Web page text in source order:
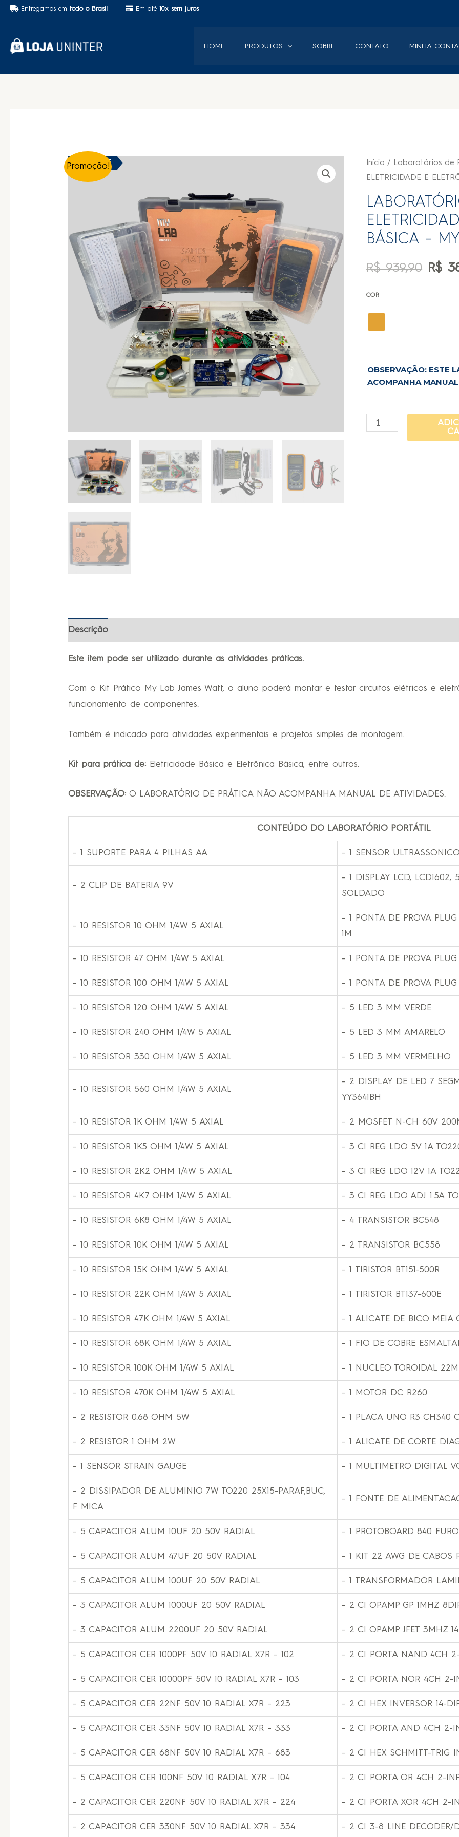
Entregamos em todo o Brasil Em até 10x sem juros
HOME PRODUTOS SOBRE CONTATO MINHA CONTA
Promoção!
59% OFF Início / Laboratórios de
ELETRICIDADE E
BÁSICA –
R$939,90 R$
COR
OBSERVAÇÃO: ESTE
ACOMPANHA
Descrição
Este item pode ser utilizado durante as atividades práticas.
Com o Kit Prático My Lab James Watt, o aluno poderá montar e testar circuitos elétricos e
funcionamento de componentes.
Também é indicado para atividades experimentais e projetos simples de montagem.
Kit para prática de: Eletricidade Básica e Eletrônica Básica, entre outros.
OBSERVAÇÃO: O LABORATÓRIO DE PRÁTICA NÃO ACOMPANHA MANUAL DE ATIVIDADES.
CONTEÚDO DO LABORATÓRIO PORTÁTIL
– 1 SUPORTE PARA 4 PILHAS AA – 1 SENSOR
– 2 CLIP DE BATERIA 9V
– 1 DISPLAY LCD, LCD1602,
SOLDADO
– 10 RESISTOR 10 OHM 1/4W 5 AXIAL
– 1 PONTA DE PROVA
1M
– 10 RESISTOR 47 OHM 1/4W 5 AXIAL – 1 PONTA DE PROVA
– 10 RESISTOR 100 OHM 1/4W 5 AXIAL – 1 PONTA DE PROVA
– 10 RESISTOR 120 OHM 1/4W 5 AXIAL – 5 LED 3 MM VERDE
– 10 RESISTOR 240 OHM 1/4W 5 AXIAL – 5 LED 3 MM AMARELO
– 10 RESISTOR 330 OHM 1/4W 5 AXIAL – 5 LED 3 MM VERMELHO
– 10 RESISTOR 560 OHM 1/4W 5 AXIAL
– 2 DISPLAY DE LED 7
YY3641BH
– 10 RESISTOR 1K OHM 1/4W 5 AXIAL – 2 MOSFET N-CH 60V
– 10 RESISTOR 1K5 OHM 1/4W 5 AXIAL – 3 CI REG LDO 5V 1A
– 10 RESISTOR 2K2 OHM 1/4W 5 AXIAL – 3 CI REG LDO 12V 1A
– 10 RESISTOR 4K7 OHM 1/4W 5 AXIAL – 3 CI REG LDO ADJ 1.5A
– 10 RESISTOR 6K8 OHM 1/4W 5 AXIAL – 4 TRANSISTOR BC548
– 10 RESISTOR 10K OHM 1/4W 5 AXIAL – 2 TRANSISTOR BC558
– 10 RESISTOR 15K OHM 1/4W 5 AXIAL – 1 TIRISTOR BT151-500R
– 10 RESISTOR 22K OHM 1/4W 5 AXIAL – 1 TIRISTOR BT137-600E
– 10 RESISTOR 47K OHM 1/4W 5 AXIAL – 1 ALICATE DE BICO MEIA
– 10 RESISTOR 68K OHM 1/4W 5 AXIAL – 1 FIO DE COBRE
– 10 RESISTOR 100K OHM 1/4W 5 AXIAL – 1 NUCLEO TOROIDAL
– 10 RESISTOR 470K OHM 1/4W 5 AXIAL – 1 MOTOR DC R260
– 2 RESISTOR 0.68 OHM 5W – 1 PLACA UNO R3 CH340
– 2 RESISTOR 1 OHM 2W – 1 ALICATE DE CORTE
– 1 SENSOR STRAIN GAUGE – 1 MULTIMETRO DIGITAL
– 2 DISSIPADOR DE ALUMINIO 7W TO220 25X15-PARAF,BUC,
F MICA
– 1 FONTE DE
– 5 CAPACITOR ALUM 10UF 20 50V RADIAL – 1 PROTOBOARD 840
– 5 CAPACITOR ALUM 47UF 20 50V RADIAL – 1 KIT 22 AWG DE CABOS
– 5 CAPACITOR ALUM 100UF 20 50V RADIAL – 1 TRANSFORMADOR
– 3 CAPACITOR ALUM 1000UF 20 50V RADIAL – 2 CI OPAMP GP 1MHZ
– 3 CAPACITOR ALUM 2200UF 20 50V RADIAL – 2 CI OPAMP JFET 3MHZ
– 5 CAPACITOR CER 1000PF 50V 10 RADIAL X7R – 102 – 2 CI PORTA NAND 4CH
– 5 CAPACITOR CER 10000PF 50V 10 RADIAL X7R – 103 – 2 CI PORTA NOR 4CH 2-
– 5 CAPACITOR CER 22NF 50V 10 RADIAL X7R – 223 – 2 CI HEX INVERSOR 14-
– 5 CAPACITOR CER 33NF 50V 10 RADIAL X7R – 333 – 2 CI PORTA AND 4CH 2-
– 5 CAPACITOR CER 68NF 50V 10 RADIAL X7R – 683 – 2 CI HEX SCHMITT-TRIG
– 5 CAPACITOR CER 100NF 50V 10 RADIAL X7R – 104 – 2 CI PORTA OR 4CH 2-
– 2 CAPACITOR CER 220NF 50V 10 RADIAL X7R – 224 – 2 CI PORTA XOR 4CH 2-
– 2 CAPACITOR CER 330NF 50V 10 RADIAL X7R – 334 – 2 CI 3-8 LINE DECODER/